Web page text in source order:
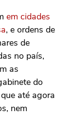
em cidades
, e ordens de
de
no país,
as
do
até agora
nem